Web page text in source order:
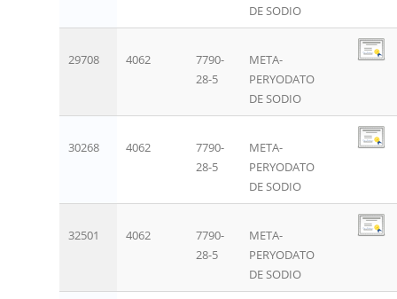
DE SODIO
29708 4062
7790-
28-5
META-
PERYODATO
DE SODIO
30268 4062
7790-
28-5
META-
PERYODATO
DE SODIO
32501 4062
7790-
28-5
META-
PERYODATO
DE SODIO